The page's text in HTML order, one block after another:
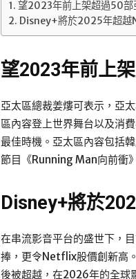
望2023年前上架超過50部
Disney+將於2025年超
望2023年前上
亞太區總裁姜熡可表示，亞
區內容登上世界舞台以及消
最佳時機。亞太區內容包括
節目《Running Man向前衝
Disney+將於
在串流影音平台的盛世下，
捧，更令Netflix股價創新高
後被超越，在2026年的全球